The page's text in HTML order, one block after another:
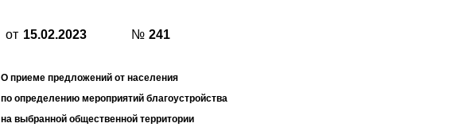
от 15.02.2023 № 241
О приеме предложений от населения
по определению мероприятий благоустройства
на выбранной общественной территории